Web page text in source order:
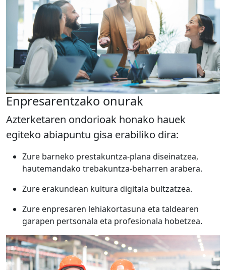
Enpresarentzako onurak
Azterketaren ondorioak honako hauek
egiteko abiapuntu gisa erabiliko dira:
Zure barneko prestakuntza-plana diseinatzea,
hautemandako trebakuntza-beharren arabera.
Zure erakundean kultura digitala bultzatzea.
Zure enpresaren lehiakortasuna eta taldearen
garapen pertsonala eta profesionala hobetzea.